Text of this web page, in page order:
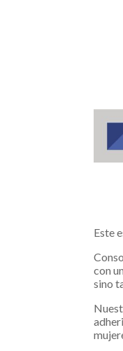
Este
con
sino